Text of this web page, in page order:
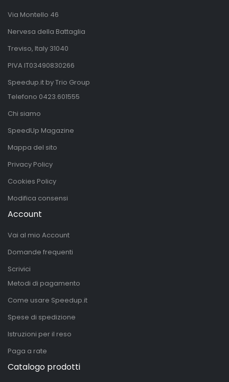
Via Montello 46
Nervesa della Battaglia
Treviso, Italy 31040
PIVA IT03490830266
Speedup.it by Trio Group
Telefono 0423.601555
Chi siamo
SpeedUp Magazine
Mappa del sito
Privacy Policy
Cookies Policy
Modifica consensi
Account
Vai al mio Account
Domande frequenti
Scrivici
Metodi di pagamento
Come usare Speedup.it
Spese di spedizione
Istruzioni per il reso
Paga a rate
Catalogo prodotti